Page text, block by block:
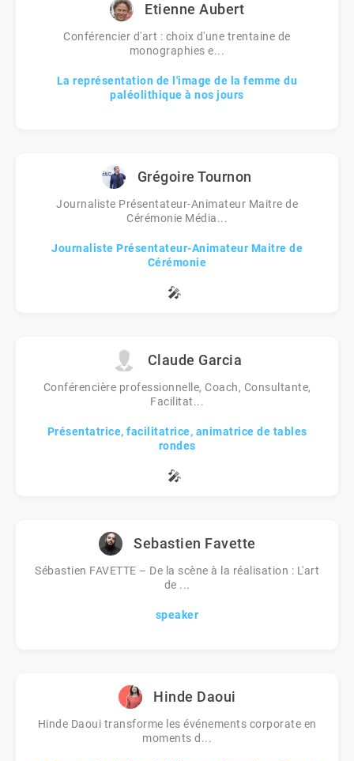
Etienne Aubert
Conférencier d'art : choix d'une trentaine de
monographies e...
La représentation de l'image de la femme du
paléolithique à nos jours
Grégoire Tournon
Journaliste Présentateur-Animateur Maitre de
Cérémonie Média...
Journaliste Présentateur-Animateur Maitre de
Cérémonie
🎤
Claude Garcia
Conférencière professionnelle, Coach, Consultante,
Facilitat...
Présentatrice, facilitatrice, animatrice de tables
rondes
🎤
Sebastien Favette
Sébastien FAVETTE – De la scène à la réalisation : L'art
de ...
speaker
Hinde Daoui
Hinde Daoui transforme les événements corporate en
moments d...